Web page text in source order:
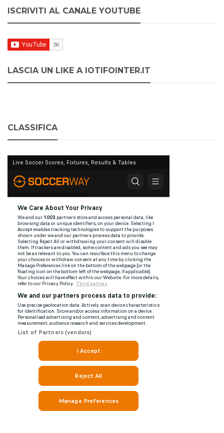
ISCRIVITI AL CANALE YOUTUBE
LASCIA UN LIKE A IOTIFOINTER.IT
CLASSIFICA